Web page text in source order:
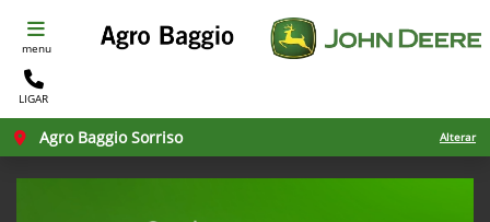
menu
LIGAR
Agro Baggio Sorriso Alterar